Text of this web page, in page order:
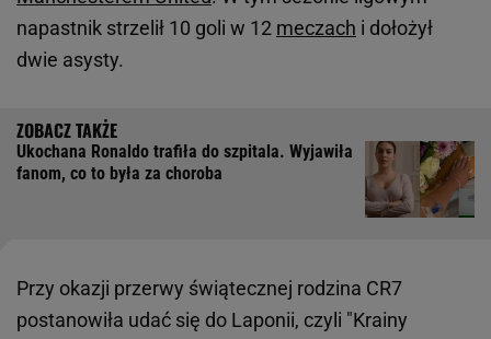
napastnik strzelił 10 goli w 12 meczach i dołożył
dwie asysty.
Ukochana Ronaldo trafiła do szpitala. Wyjawiła
fanom, co to była za choroba
Przy okazji przerwy świątecznej rodzina CR7
postanowiła udać się do Laponii, czyli "Krainy